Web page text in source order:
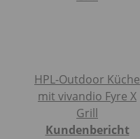
HPL-Outdoor Küche
mit vivandio Fyre X
Grill
Kundenbericht